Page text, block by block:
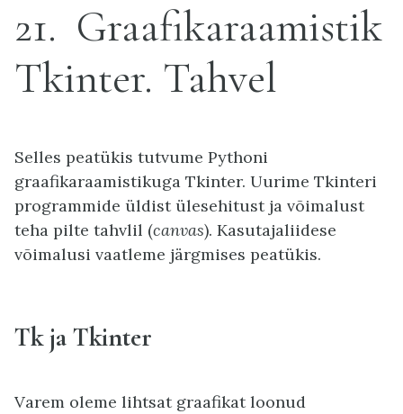
21
Graafikaraamistik
Tkinter. Tahvel
Selles peatükis tutvume Pythoni
graafikaraamistikuga Tkinter. Uurime Tkinteri
programmide üldist ülesehitust ja võimalust
teha pilte tahvlil (canvas). Kasutajaliidese
võimalusi vaatleme järgmises peatükis.
Tk ja Tkinter
Varem oleme lihtsat graafikat loonud